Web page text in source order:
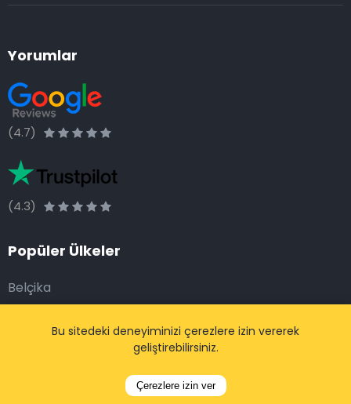
Yorumlar
(4.7)
(4.3)
Popüler Ülkeler
Belçika
Bu sitedeki deneyiminizi çerezlere izin vererek
geliştirebilirsiniz.
Çerezlere izin ver